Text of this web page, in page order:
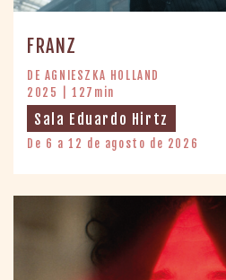
FRANZ
DE AGNIESZKA HOLLAND
2025 | 127min
Sala Eduardo Hirtz
De 6 a 12 de agosto de 2026